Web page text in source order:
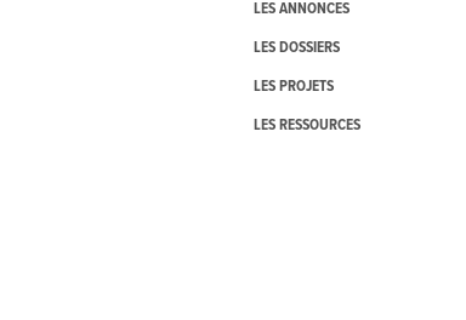
LES ANNONCES
LES DOSSIERS
LES PROJETS
LES RESSOURCES